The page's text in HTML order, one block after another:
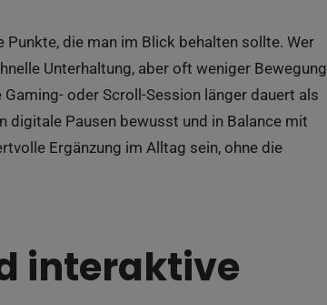
die man im Blick behalten sollte. Wer
Unterhaltung, aber oft weniger Bewegung
oder Scroll-Session länger dauert als
digitale Pausen bewusst und in Balance mit
Ergänzung im Alltag sein, ohne die
interaktive